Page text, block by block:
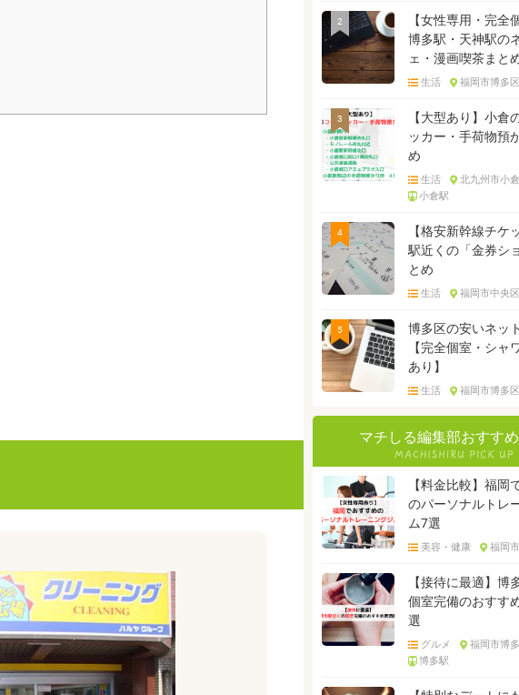
2
【女性専用・完全
博多駅・天神駅の
ェ・漫画喫茶まと
生活 福岡市博多区
3
【大型あり】小倉
ッカー・手荷物預
め
生活
北九州市小
小倉駅
4
【格安新幹線チケ
駅近くの「金券シ
とめ
生活 福岡市中央区
5
博多区の安いネッ
【完全個室・シャ
あり】
生活 福岡市博多区
マチしる編集部おすす
【料金比較】福岡
のパーソナルトレ
ム7選
美容・健康 福岡
【接待に最適】博
個室完備のおすす
選
グルメ
福岡市博
博多駅